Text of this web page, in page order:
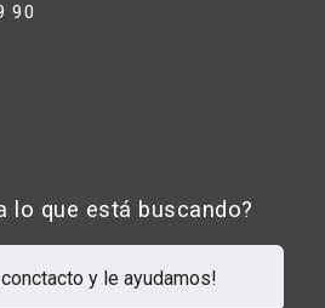
90
lo que está buscando?
y le ayudamos!